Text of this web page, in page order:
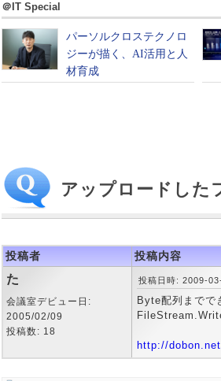
＠IT Special
アップロードした
投稿者 投稿内容
た
会議室デビュー日:
2005/02/09
投稿数: 18
投稿日時: 2009-
Byte配列までで
http://